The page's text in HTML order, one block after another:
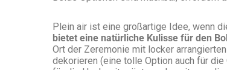
Plein air ist eine großartige Idee, wenn
bietet eine natürliche Kulisse für den
Ort der Zeremonie mit locker
dekorieren (eine tolle Option auch für die